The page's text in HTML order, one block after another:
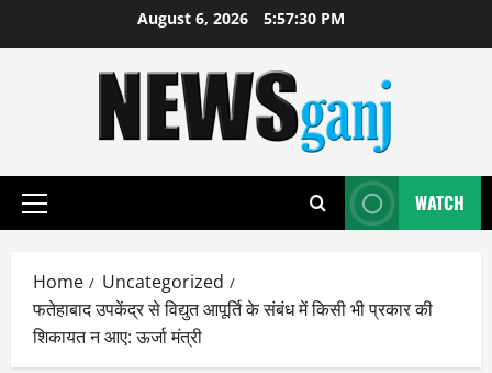
August 6, 2026 5:57:31 PM
Primary
WATCH
Home
Uncategorized
फतेहाबाद उपकेंद्र से विद्युत आपूर्ति के संबंध में किसी भी प्रकार की
शिकायत न आए: ऊर्जा मंत्री